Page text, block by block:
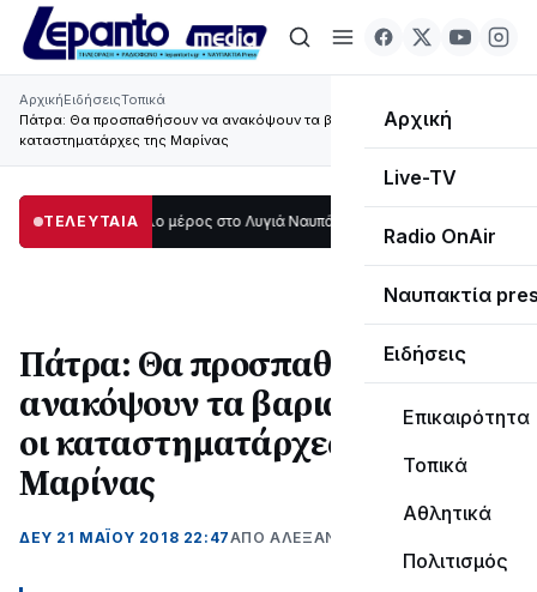
Αρχική
Live-TV
Radio OnAir
Ναυπακτία
Ειδήσεις
Επικαιρότητα
Τοπικά
Αθλητικά
Πολιτισμός
ΑρχικήΕιδήσειςΤοπικά
Πάτρα: Θα προσπαθήσουν να ανακόψουν τα βαριά πρόστιμα οι
καταστηματάρχες της Μαρίνας
ΤΕΛΕΥΤΑΙΑ
μεγάλο μέρος στο Λυγιά Ναυπάκτου12:08
Πάτρα: Θα προσπαθήσουν να
ανακόψουν τα βαριά πρόστιμα
οι καταστηματάρχες της
Μαρίνας
ΔΕΥ 21 ΜΑΪΟΥ 2018 22:47ΑΠΌ ΑΛΈΞΑΝΔΡΟΣ ΚΟΓΚΌΛΗΣ